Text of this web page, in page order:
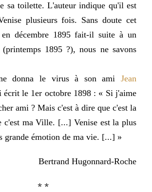
sa toilette. L'auteur indique qu'il est
plusieurs fois. Sans doute cet
décembre 1895 fait-il suite à un
1895 ?), nous ne savons
donna le virus à son ami Jean
le 1er octobre 1898 : « Si j'aime
ami ? Mais c'est à dire que c'est la
c'est ma Ville. [...] Venise est la plus
grande émotion de ma vie. [...] »
Bertrand Hugonnard-Roche
* *